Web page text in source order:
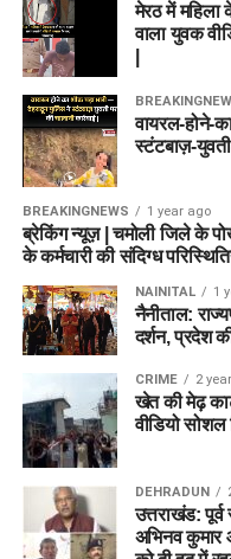
मेरठ में
वाला युवक
वायरल-होने-
स्टंटबाज़-
BREAKINGNEWS 1 year ago
ब्रेकिंग न्यूज़ | चमोली जिले के
के कर्मचारी की संदिग्ध
NAINITAL 1
नैनीताल:
दर्शन, प्रदेश
CRIME 2
खेत की मेढ़
वीडियो
DEHRADUN
उत्तराखंड:
अभिनव कुमार